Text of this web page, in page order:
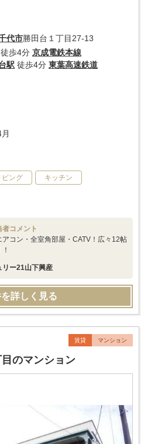
代市勝田台１丁目27-13
徒歩4分 京成電鉄本線
駅 徒歩4分 東葉高速鉄道
ビング キッチン
者コメント
アコン・全室角部屋・CATV！広々12帖
リー21山下興産
詳しく見る
賃貸 マンション
のマンション